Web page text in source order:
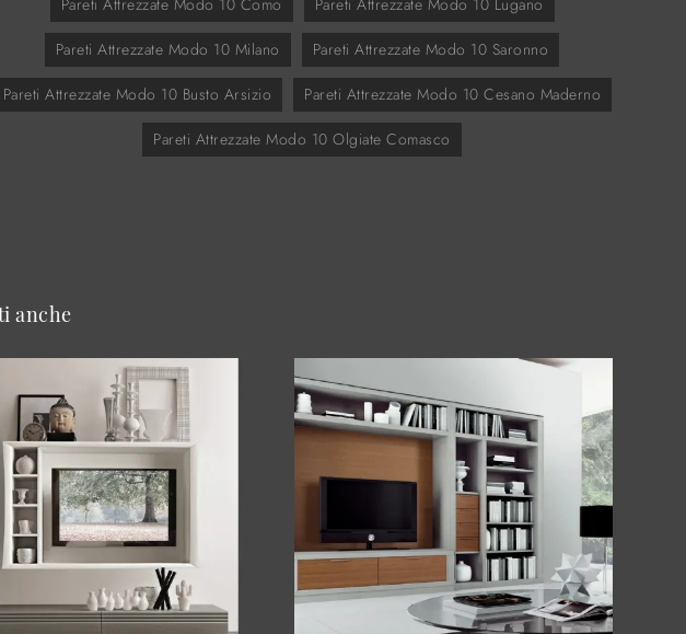
Pareti Attrezzate Modo 10 Como Pareti Attrezzate Modo 10 Lugano
Pareti Attrezzate Modo 10 Milano Pareti Attrezzate Modo 10 Saronno
Pareti Attrezzate Modo 10 Busto Arsizio Pareti Attrezzate Modo 10 Cesano Maderno
Pareti Attrezzate Modo 10 Olgiate Comasco
anche